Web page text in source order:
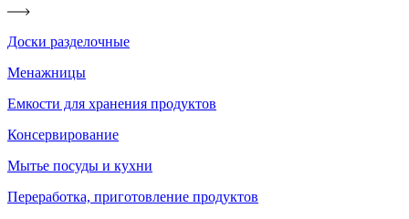
Доски разделочные
Менажницы
Емкости для хранения продуктов
Консервирование
Мытье посуды и кухни
Переработка, приготовление продуктов